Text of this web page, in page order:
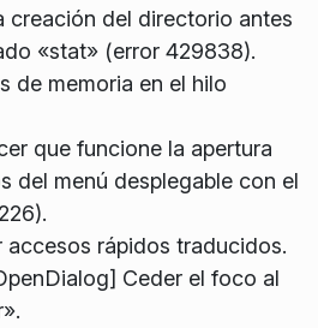
creación del directorio antes
«stat» (error 429838).
de memoria en el hilo
que funcione la apertura
del menú desplegable con el
accesos rápidos traducidos.
Ceder el foco al